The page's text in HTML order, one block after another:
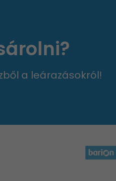
a leárazásokról!